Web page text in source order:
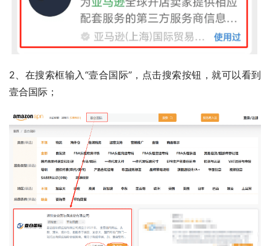
2、在搜索框输入“壹合国际”，点击搜索按钮，就可以看到
壹合国际；